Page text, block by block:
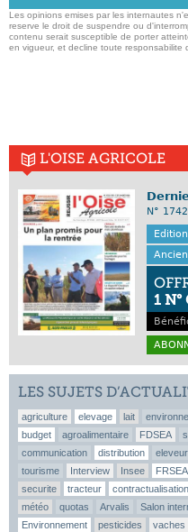
Les opinions emises par les internautes
reserve le droit de suspendre ou
contenu serait susceptible de porter
en vigueur, et decline toute responsabilite
L'OISE AGRICOLE
N°
1 N°
LES SUJETS
agriculture elevage lait
budget
agroalimentaire FDSEA
communication
distribution eleveur
tourisme
Interview Insee FRSEA
securite
tracteur contractualisation
météo
quotas Arvalis Salon
Environnement
pesticides vaches